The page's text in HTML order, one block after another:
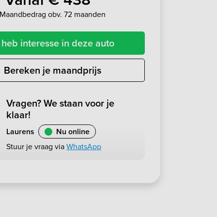
Maandbedrag obv. 72 maanden
interesse in deze auto
Bereken je maandprijs
Vragen? We staan voor je
klaar!
Laurens Nu online
Stuur je vraag viaWhatsApp